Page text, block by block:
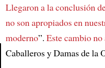
Llegaron a la conclusión
no son apropiados en
moderno”. Este cambio no
Caballeros y Damas de la